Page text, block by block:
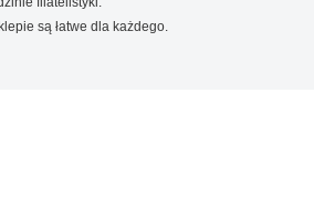
są łatwe dla każdego.